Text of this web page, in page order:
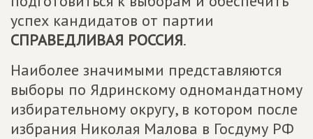
успех кандидатов от партии
СПРАВЕДЛИВАЯ РОССИЯ.
Наиболее значимыми представляются
выборы по Ядринскому одномандатному
избирательному округу, в котором после
избрания Николая Малова в Госдуму РФ